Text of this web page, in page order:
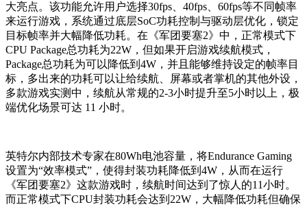
大亮点。该功能允许用户选择30fps、40fps、60fps等不同帧率
来运行游戏，系统通过底层SoC功耗控制与驱动层优化，锁定
目标帧率并大幅降低功耗。在《军团要塞2》中，正常模式下
CPU Package总功耗为22W，但如果开启游戏续航模式，
Package总功耗为可以降低到4W，并且能够维持设定的帧率目
标，多出来的功耗可以让给续航、屏幕或者掌机的其他外设，
多款游戏实测中，续航从常规的2-3小时提升至5小时以上，极
端优化场景可达 11 小时。
英特尔内部技术专家在80Wh电池容量，将Endurance Gaming
设置为“效率模式”，使得封装功耗降低到4W，从而在运行
《军团要塞2》这款游戏时，续航时间达到了惊人的11小时。
而正常模式下CPU封装功耗会达到22W，大幅降低功耗但确保